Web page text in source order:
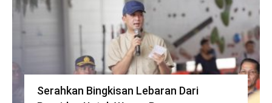
Serahkan Bingkisan Lebaran Dari